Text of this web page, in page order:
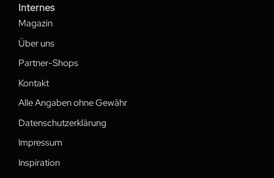
Internes
Magazin
Über uns
Partner-Shops
Kontakt
Alle Angaben ohne Gewähr
Datenschutzerklärung
Impressum
Inspiration